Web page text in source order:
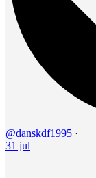
@danskdf1995 ·
31 jul